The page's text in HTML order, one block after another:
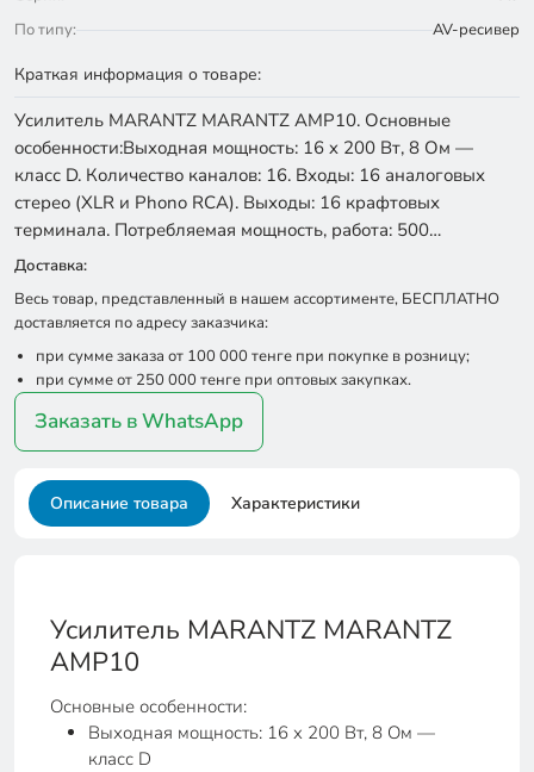
По типу:
AV-ресивер
Краткая информация о товаре:
Усилитель MARANTZ MARANTZ AMP10. Основные
особенности:Выходная мощность: 16 x 200 Вт, 8 Ом —
класс D. Количество каналов: 16. Входы: 16 аналоговых
стерео (XLR и Phono RCA). Выходы: 16 крафтовых
терминала. Потребляемая мощность, работа: 500…
Доставка:
Весь товар, представленный в нашем ассортименте, БЕСПЛАТНО
доставляется по адресу заказчика:
при сумме заказа от 100 000 тенге при покупке в розницу;
при сумме от 250 000 тенге при оптовых закупках.
Заказать в WhatsApp
Описание товара Характеристики
Усилитель MARANTZ MARANTZ
AMP10
Основные особенности:
Выходная мощность: 16 x 200 Вт, 8 Ом —
класс D